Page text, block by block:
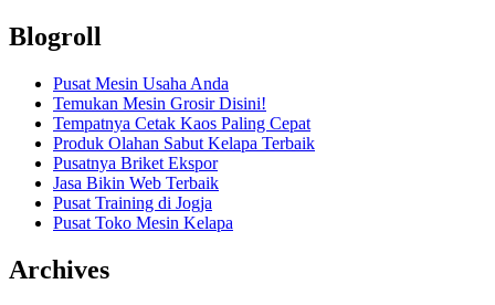
Blogroll
Pusat Mesin Usaha Anda
Temukan Mesin Grosir Disini!
Tempatnya Cetak Kaos Paling Cepat
Produk Olahan Sabut Kelapa Terbaik
Pusatnya Briket Ekspor
Jasa Bikin Web Terbaik
Pusat Training di Jogja
Pusat Toko Mesin Kelapa
Archives